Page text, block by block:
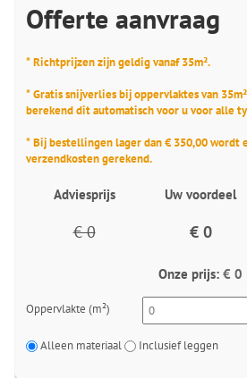
Offerte aanvraag
* Richtprijzen zijn geldig vanaf 35m².
* Gratis snijverlies bij oppervlaktes van
berekend dit automatisch voor u voor alle
* Bij bestellingen lager dan € 350,00 wordt
verzendkosten gerekend.
Adviesprijs Uw voordeel
€ 0 € 0
Onze prijs: € 0
Oppervlakte (m²)
Alleen materiaal Inclusief leggen